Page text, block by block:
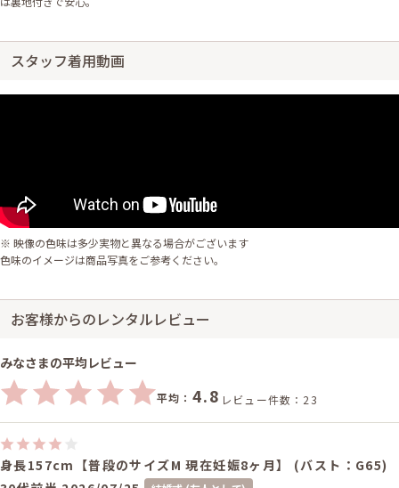
スタッフ着用動画
※ 映像の色味は多少実物と異なる場合がございます
色味のイメージは商品写真をご参考ください。
お客様からのレンタルレビュー
みなさまの平均レビュー
平均： 4.8 レビュー件数：23
身長157cm【普段のサイズM 現在妊娠8ヶ月】 (バスト：G65)